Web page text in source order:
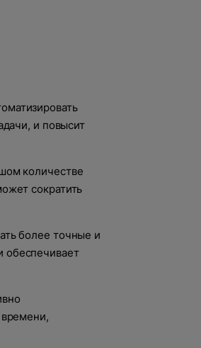
и повысит
количестве
сократить
более точные и
обеспечивает